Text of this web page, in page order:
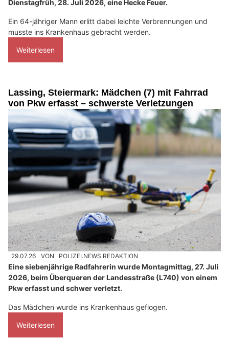
Dienstagfrüh, 28. Juli 2026, eine Hecke Feuer.
Ein 64-jähriger Mann erlitt dabei leichte Verbrennungen und
musste ins Krankenhaus gebracht werden.
Weiterlesen
Lassing, Steiermark: Mädchen (7) mit Fahrrad
von Pkw erfasst – schwerste Verletzungen
29.07.26 VON POLIZEI.NEWS REDAKTION
Eine siebenjährige Radfahrerin wurde Montagmittag, 27. Juli
2026, beim Überqueren der Landesstraße (L740) von einem
Pkw erfasst und schwer verletzt.
Das Mädchen wurde ins Krankenhaus geflogen.
Weiterlesen